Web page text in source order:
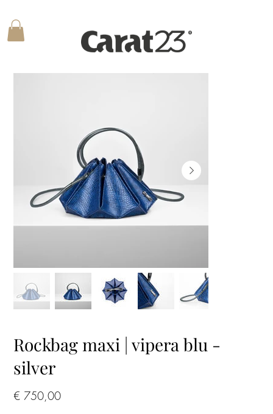
Rockbag maxi | vipera blu -
silver
€ 750,00